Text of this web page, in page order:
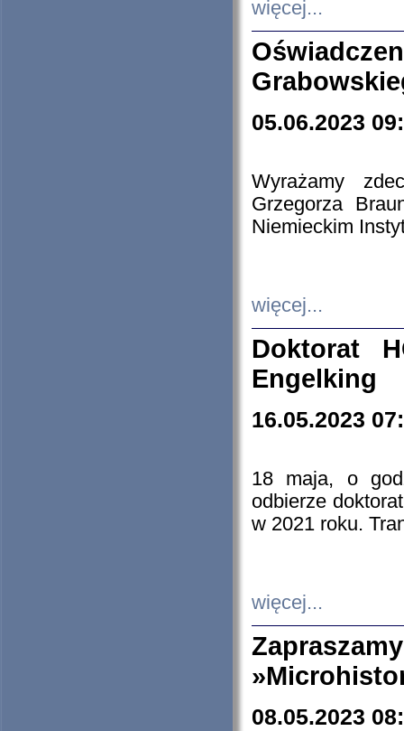
więcej...
05.06.2023
Wyrażamy
Grzegorza
Niemieckim
więcej...
Doktorat
Engelking
16.05.2023
18 maja, o
odbierze
w 2021 roku.
więcej...
08.05.2023